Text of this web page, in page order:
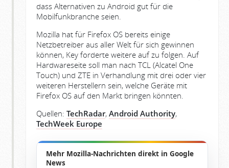
dass Alternativen zu Android gut für die
Mobilfunkbranche seien.
Mozilla hat für Firefox OS bereits einige
Netzbetreiber aus aller Welt für sich gewinnen
können, Key forderte weitere auf zu folgen. Auf
Hardwareseite soll man nach TCL (Alcatel One
Touch) und ZTE in Verhandlung mit drei oder vier
weiteren Herstellern sein, welche Geräte mit
Firefox OS auf den Markt bringen könnten.
Quellen: TechRadar, Android Authority,
TechWeek Europe
Mehr Mozilla-Nachrichten direkt in Google
News